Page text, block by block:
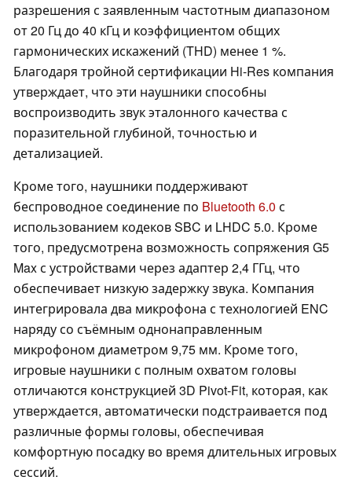
разрешения с заявленным частотным диапазоном
от 20 Гц до 40 кГц и коэффициентом общих
гармонических искажений (THD) менее 1 %.
Благодаря тройной сертификации Hi-Res компания
утверждает, что эти наушники способны
воспроизводить звук эталонного качества с
поразительной глубиной, точностью и
детализацией.
Кроме того, наушники поддерживают
беспроводное соединение по Bluetooth 6.0 с
использованием кодеков SBC и LHDC 5.0. Кроме
того, предусмотрена возможность сопряжения G5
Max с устройствами через адаптер 2,4 ГГц, что
обеспечивает низкую задержку звука. Компания
интегрировала два микрофона с технологией ENC
наряду со съёмным однонаправленным
микрофоном диаметром 9,75 мм. Кроме того,
игровые наушники с полным охватом головы
отличаются конструкцией 3D Pivot-Fit, которая, как
утверждается, автоматически подстраивается под
различные формы головы, обеспечивая
комфортную посадку во время длительных игровых
сессий.